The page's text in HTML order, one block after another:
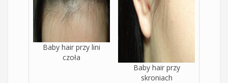
Baby hair przy lini
czoła
Baby hair przy
skroniach